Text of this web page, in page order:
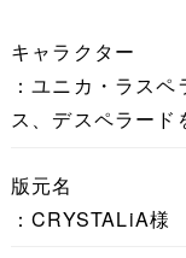
キャラクター
：ユニカ・ラス
ス、デスペラード
版元名
：CRYSTALiA様